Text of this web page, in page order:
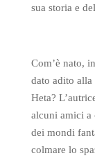
sua storia e
Com’è nato,
dato adito
Heta?
alcuni amici a
dei mondi
colmare lo